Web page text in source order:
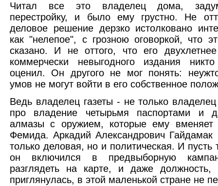
Читал все это владелец дома,
перестройку, и было ему грустно. Не
деловое решение дерзко истолковано
как "нелепое", с грозною оговоркой, что
сказано. И не оттого, что его
коммерчески невыгодного издания
оценил. Он другого не мог понять:
умов не могут войти в его собственное
Ведь владелец газеты - не только
про владение четырьмя паспортами и
алмазы с оружием, которые ему вменяет
Фемида. Аркадий Александрович Гайдамак
только деловая, но и политическая. И пусть
он включился в предвыборную
разглядеть на карте, и даже должность,
приглянулась, в этой маленькой стране не